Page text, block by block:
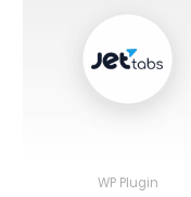
WP Plugin